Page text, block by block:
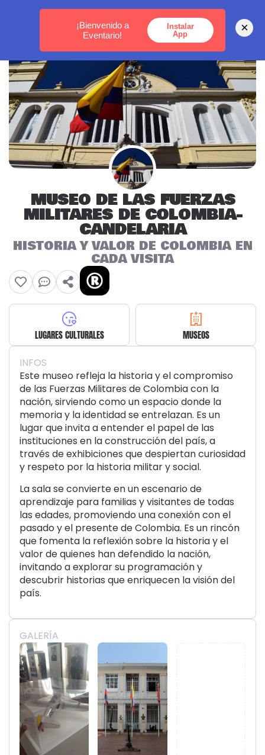
MEDELLÍN - BOGOTÁ - CARTAGENA
MUSEO DE LAS FUERZAS
MILITARES DE COLOMBIA-
CANDELARIA
HISTORIA Y VALOR DE COLOMBIA EN
CADA VISITA
LUGARES CULTURALES MUSEOS
INFOS
Este museo refleja la historia y el compromiso
de las Fuerzas Militares de Colombia con la
nación, sirviendo como un espacio donde la
memoria y la identidad se entrelazan. Es un
lugar que invita a entender el papel de las
instituciones en la construcción del país, a
través de exhibiciones que despiertan curiosidad
y respeto por la historia militar y social.
La sala se convierte en un escenario de
aprendizaje para familias y visitantes de todas
las edades, promoviendo una conexión con el
pasado y el presente de Colombia. Es un rincón
que fomenta la reflexión sobre la historia y el
valor de quienes han defendido la nación,
invitando a explorar su programación y
descubrir historias que enriquecen la visión del
país.
GALERÍA
¡Bienvenido a
Eventario!
Instalar
App
×